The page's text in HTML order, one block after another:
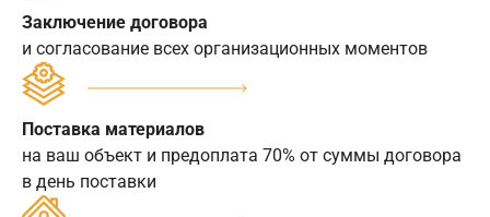
Заключение договора
и согласование всех организационных моментов
Поставка материалов
на ваш объект и предоплата 70% от суммы договора
в день поставки